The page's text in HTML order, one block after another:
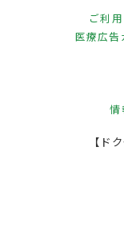
ご利
医療広告
情
【ド